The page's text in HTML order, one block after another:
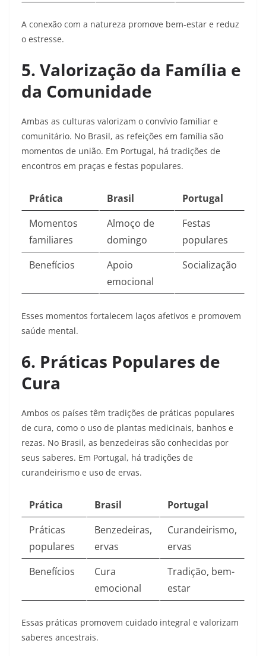
A conexão com a natureza promove bem-estar e reduz
o estresse.​
5. Valorização da Família e
da Comunidade
Ambas as culturas valorizam o convívio familiar e
comunitário. No Brasil, as refeições em família são
momentos de união. Em Portugal, há tradições de
encontros em praças e festas populares.
Prática Brasil
Portugal
Momentos
familiares
Almoço de
domingo
Festas
populares
Benefícios
Apoio
emocional
Socialização
Esses momentos fortalecem laços afetivos e promovem
saúde mental.​
6. Práticas Populares de
Cura
Ambos os países têm tradições de práticas populares
de cura, como o uso de plantas medicinais, banhos e
rezas. No Brasil, as benzedeiras são conhecidas por
seus saberes. Em Portugal, há tradições de
curandeirismo e uso de ervas.
Prática Brasil
Portugal
Práticas
populares
Benzedeiras,
ervas
Curandeirismo,
ervas
Benefícios
Cura
emocional
Tradição, bem-
estar
Essas práticas promovem cuidado integral e valorizam
saberes ancestrais.​